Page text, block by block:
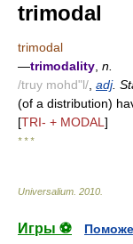
trimodal
trimodal
—trimodality n.
/truy mohd"l/ adj.
(of a distribution)
[TRI- + MODAL ]
* * *
Universalium 2010
Игры ⚽